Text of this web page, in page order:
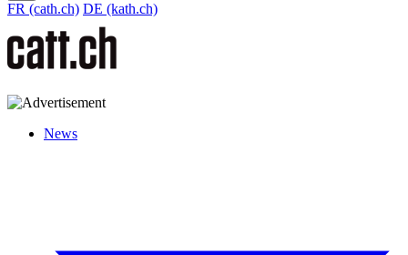
FR (cath.ch) DE (kath.ch)
News